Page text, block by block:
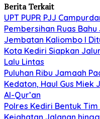
Berita Terkait
UPT PUPR PJJ
Pembersihan Ruas
Jembatan Kaliombo I
Kota Kediri Siapkan
Lalu Lintas
Puluhan Ribu Jamaah
Kedaton, Haul Gus Miek
Al-Qur’an
Polres Kediri Bentuk
Kejahatan Jalanan